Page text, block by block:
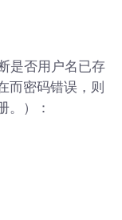
是否用户名已存
而密码错误，则
。）：